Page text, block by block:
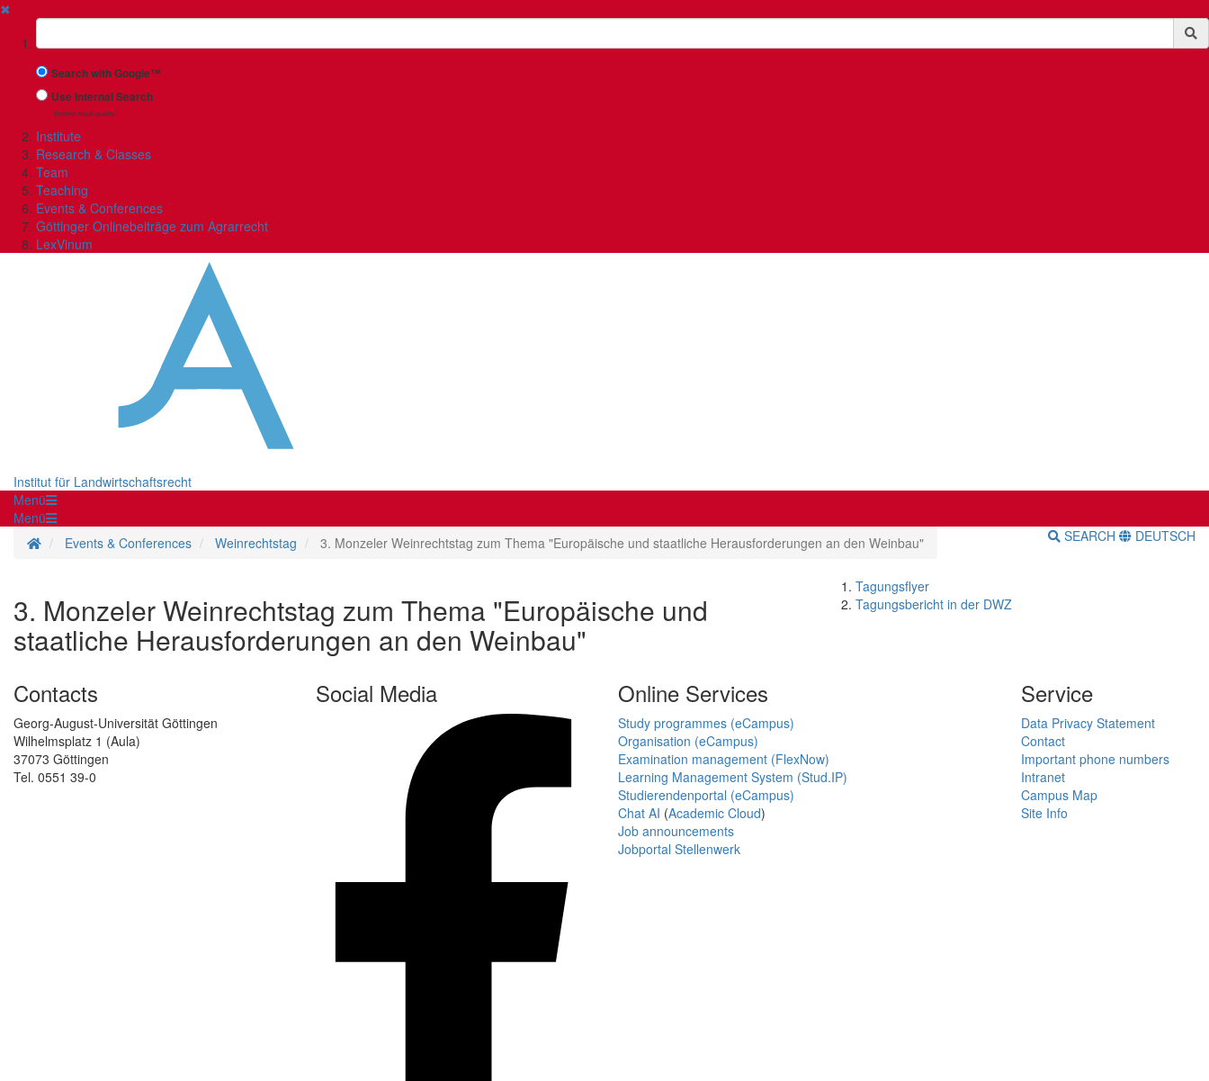
✖
Suchbegriff
Search with Google™
Use Internal Search
(limited result quality)
Institute
Research & Classes
Team
Teaching
Events & Conferences
Göttinger Onlinebeiträge zum Agrarrecht
LexVinum
Institut für Landwirtschaftsrecht
Menü
Menü
Homepage
Events & Conferences Weinrechtstag 3. Monzeler Weinrechtstag zum Thema "Europäische und staatliche Herausforderungen an den Weinbau" SEARCH DEUTSCH
3. Monzeler Weinrechtstag zum Thema "Europäische und
staatliche Herausforderungen an den Weinbau"
Tagungsflyer
Tagungsbericht in der DWZ
Contacts
Georg-August-Universität Göttingen
Wilhelmsplatz 1 (Aula)
37073 Göttingen
Tel. 0551 39-0
Social Media Online Services
Study programmes (eCampus)
Organisation (eCampus)
Examination management (FlexNow)
Learning Management System (Stud.IP)
Studierendenportal (eCampus)
Chat AI (Academic Cloud)
Job announcements
Jobportal Stellenwerk
Service
Data Privacy Statement
Contact
Important phone numbers
Intranet
Campus Map
Site Info